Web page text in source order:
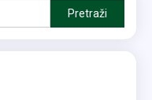
Pretraga
za: